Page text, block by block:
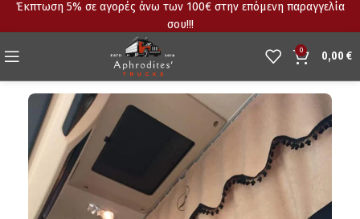
Έκπτωση 5% σε αγορές άνω των 100€ στην επόμενη παραγγελία
σου!!!
0 0,00 €